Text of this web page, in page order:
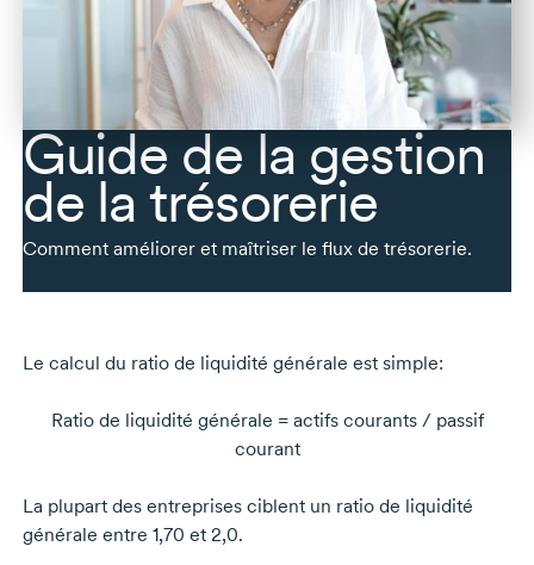
Guide de la gestion
de la trésorerie
Comment améliorer et maîtriser le flux de trésorerie.
Le calcul du ratio de liquidité générale est simple:
Ratio de liquidité générale = actifs courants / passif
courant
La plupart des entreprises ciblent un ratio de liquidité
générale entre 1,70 et 2,0.